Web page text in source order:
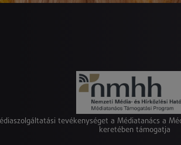
tevékenységet a Médiatanács a
keretében támogatja